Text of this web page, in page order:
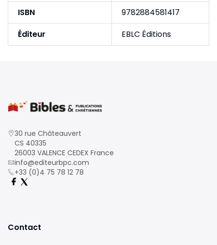
ISBN
9782884581417
Éditeur
EBLC Éditions
30 rue Châteauvert
CS 40335
26003 VALENCE CEDEX France
info@editeurbpc.com
+33 (0)4 75 78 12 78
Contact